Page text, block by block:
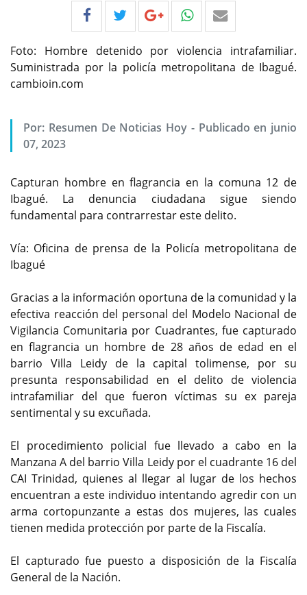
Foto: Hombre detenido por violencia intrafamiliar.
Suministrada por la policía metropolitana de Ibagué.
cambioin.com
Por: Resumen De Noticias Hoy - Publicado en junio
07, 2023
Capturan hombre en flagrancia en la comuna 12 de
Ibagué. La denuncia ciudadana sigue siendo
fundamental para contrarrestar este delito.
Vía: Oficina de prensa de la Policía metropolitana de
Ibagué
Gracias a la información oportuna de la comunidad y la
efectiva reacción del personal del Modelo Nacional de
Vigilancia Comunitaria por Cuadrantes, fue capturado
en flagrancia un hombre de 28 años de edad en el
barrio Villa Leidy de la capital tolimense, por su
presunta responsabilidad en el delito de violencia
intrafamiliar del que fueron víctimas su ex pareja
sentimental y su excuñada.
El procedimiento policial fue llevado a cabo en la
Manzana A del barrio Villa Leidy por el cuadrante 16 del
CAI Trinidad, quienes al llegar al lugar de los hechos
encuentran a este individuo intentando agredir con un
arma cortopunzante a estas dos mujeres, las cuales
tienen medida protección por parte de la Fiscalía.
El capturado fue puesto a disposición de la Fiscalía
General de la Nación.